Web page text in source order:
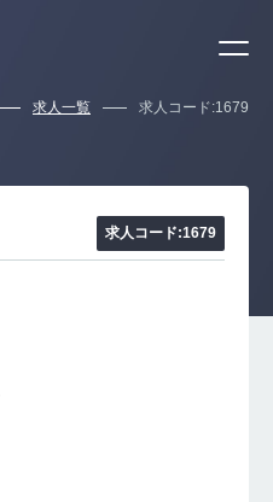
求人一覧 求人コード:1679
求人コード:1679